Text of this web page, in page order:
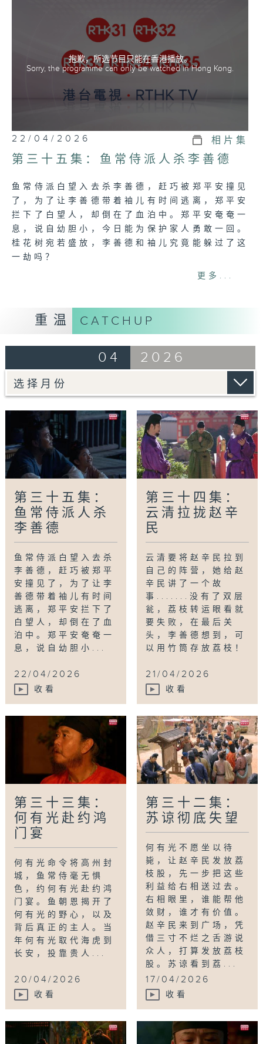
抱歉，所选节目只能在香港播放。
Sorry, the programme can only be watched in Hong Kong.
22/04/2026 相片集
第三十五集：鱼常侍派人杀李善德
鱼常侍派白望入去杀李善德，赶巧被郑平安撞见
了，为了让李善德带着袖儿有时间逃离，郑平安
拦下了白望人，却倒在了血泊中。郑平安奄奄一
息，说自幼胆小，今日能为保护家人勇敢一回。
桂花树宛若盛放，李善德和袖儿究竟能躲过了这
一劫吗？
更多...
重温 CATCHUP
04 2026
第三十五集：
鱼常侍派人杀
李善德
鱼常侍派白望入去杀
李善德，赶巧被郑平
安撞见了，为了让李
善德带着袖儿有时间
逃离，郑平安拦下了
白望人，却倒在了血
泊中。郑平安奄奄一
息，说自幼胆小...
22/04/2026
收看
第三十四集：
云清拉拢赵辛
民
云清要将赵辛民拉到
自己的阵营，她给赵
辛民讲了一个故
事.......没有了双层
瓮，荔枝转运眼看就
要失败，在最后关
头，李善德想到，可
以用竹筒存放荔枝！
21/04/2026
收看
第三十三集：
何有光赴约鸿
门宴
何有光命令将高州封
城，鱼常侍毫无惧
色，约何有光赴约鸿
门宴。鱼朝恩揭开了
何有光的野心，以及
背后真正的主人。当
年何有光取代海虎到
长安，投靠贵人...
20/04/2026
收看
第三十二集：
苏谅彻底失望
何有光不愿坐以待
毙，让赵辛民发放荔
枝股，先一步把这些
利益给右相送过去。
右相眼里，谁能帮他
敛财，谁才有价值。
赵辛民来到广场，凭
借三寸不烂之舌游说
众人，打算发放荔枝
股。苏谅看到荔...
17/04/2026
收看